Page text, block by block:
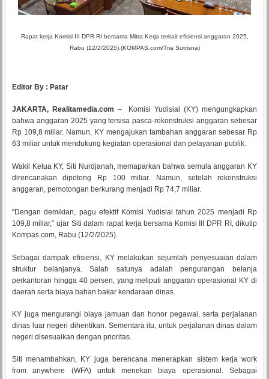
Rapat kerja Komisi III DPR RI bersama Mitra Kerja terkait efisiensi anggaran 2025,
Rabu (12/2/2025).(KOMPAS.com/Tria Sutrisna)
Editor By : Patar
JAKARTA, Realitamedia.com – Komisi Yudisial (KY) mengungkapkan
bahwa anggaran 2025 yang tersisa pasca-rekonstruksi anggaran sebesar
Rp 109,8 miliar. Namun, KY mengajukan tambahan anggaran sebesar Rp
63 miliar untuk mendukung kegiatan operasional dan pelayanan publik.
Wakil Ketua KY, Siti Nurdjanah, memaparkan bahwa semula anggaran KY
direncanakan dipotong Rp 100 miliar. Namun, setelah rekonstruksi
anggaran, pemotongan berkurang menjadi Rp 74,7 miliar.
“Dengan demikian, pagu efektif Komisi Yudisial tahun 2025 menjadi Rp
109,8 miliar,” ujar Siti dalam rapat kerja bersama Komisi III DPR RI, dikutip
Kompas.com, Rabu (12/2/2025).
Sebagai dampak efisiensi, KY melakukan sejumlah penyesuaian dalam
struktur belanjanya. Salah satunya adalah pengurangan belanja
perkantoran hingga 40 persen, yang meliputi anggaran operasional KY di
daerah serta biaya bahan bakar kendaraan dinas.
KY juga mengurangi biaya jamuan dan honor pegawai, serta perjalanan
dinas luar negeri dihentikan. Sementara itu, untuk perjalanan dinas dalam
negeri disesuaikan dengan prioritas.
Siti menambahkan, KY juga berencana menerapkan sistem kerja work
from anywhere (WFA) untuk menekan biaya operasional. Sebagai